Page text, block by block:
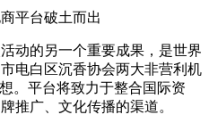
平台破土而出
动的另一个重要成果，是世界
电白区沉香协会两大非营利机
。平台将致力于整合国际资
推广、文化传播的渠道。